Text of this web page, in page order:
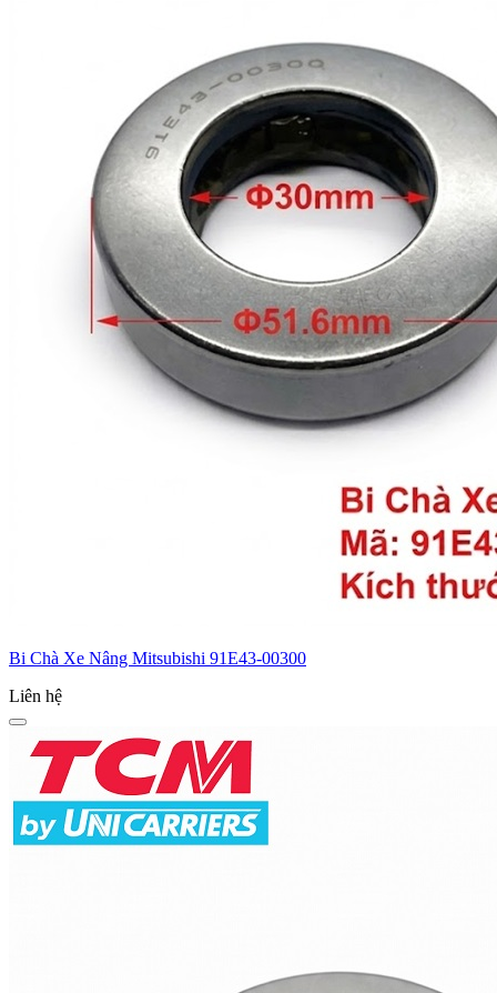
Bi Chà Xe Nâng Mitsubishi 91E43-00300
Liên hệ